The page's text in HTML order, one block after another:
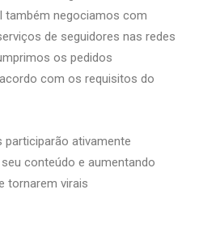
também negociamos com
de seguidores nas redes
os pedidos
com os requisitos do
ativamente
conteúdo e aumentando
tornarem virais